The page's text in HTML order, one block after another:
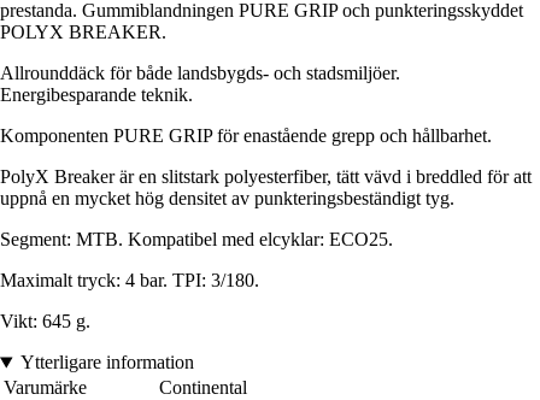
prestanda. Gummiblandningen PURE GRIP och punkteringsskyddet
POLYX BREAKER.
Allrounddäck för både landsbygds- och stadsmiljöer.
Energibesparande teknik.
Komponenten PURE GRIP för enastående grepp och hållbarhet.
PolyX Breaker är en slitstark polyesterfiber, tätt vävd i breddled för att
uppnå en mycket hög densitet av punkteringsbeständigt tyg.
Segment: MTB. Kompatibel med elcyklar: ECO25.
Maximalt tryck: 4 bar. TPI: 3/180.
Vikt: 645 g.
Ytterligare information
Varumärke
Continental